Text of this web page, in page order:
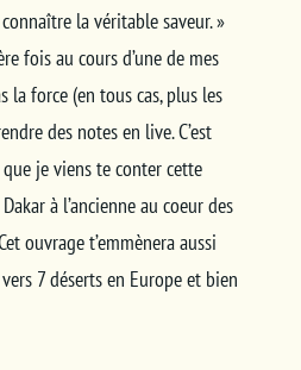
la véritable saveur. »
fois au cours d’une de mes
la force (en tous cas, plus les
des notes en live. C’est
je viens te conter cette
à l’ancienne au coeur des
ouvrage t’emmènera aussi
7 déserts en Europe et bien